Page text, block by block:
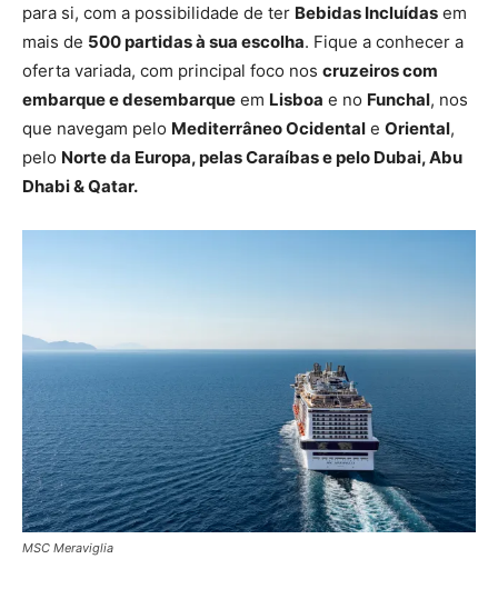
para si, com a possibilidade de ter Bebidas Incluídas em
mais de 500 partidas à sua escolha. Fique a conhecer a
oferta variada, com principal foco nos cruzeiros com
embarque e desembarque em Lisboa e no Funchal, nos
que navegam pelo Mediterrâneo Ocidental e Oriental,
pelo Norte da Europa, pelas Caraíbas e pelo Dubai, Abu
Dhabi & Qatar.
MSC Meraviglia